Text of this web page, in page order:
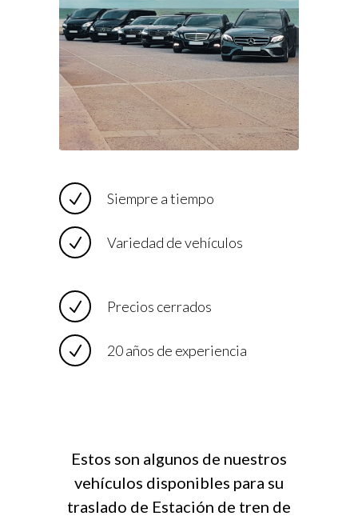
Siempre a tiempo
Variedad de vehículos
Precios cerrados
20 años de experiencia
Estos son algunos de nuestros
vehículos disponibles para su
traslado de Estación de tren de